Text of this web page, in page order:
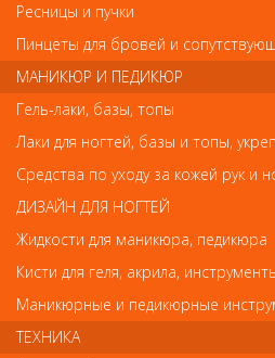
естественный блеск и
Регулировка температуры:
рабочая температура
Быстрый нагрев
Особенности:
автоматическая
температуры,
прижимный механизм,
профессиональный
не нагревающийся
вес: ~220 гр.,
Цвет:черный с покрытием
Гарантия 1 год.
Ресницы и пучки
Пинцеты для бровей и
МАНИКЮР И ПЕДИКЮР
Гель-лаки, базы, топы
Лаки для ногтей, базы и топы,
Средства по уходу за кожей рук и
ДИЗАЙН ДЛЯ НОГТЕЙ
Жидкости для маникюра, педикюра
Кисти для геля, акрила,
Маникюрные и педикюрные
ТЕХНИКА